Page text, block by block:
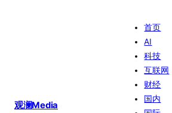
观澜Media
首页
AI
科技
互联网
财经
国内